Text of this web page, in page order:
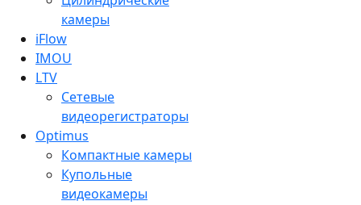
камеры
iFlow
IMOU
LTV
Сетевые
видеорегистраторы
Optimus
Компактные камеры
Купольные
видеокамеры